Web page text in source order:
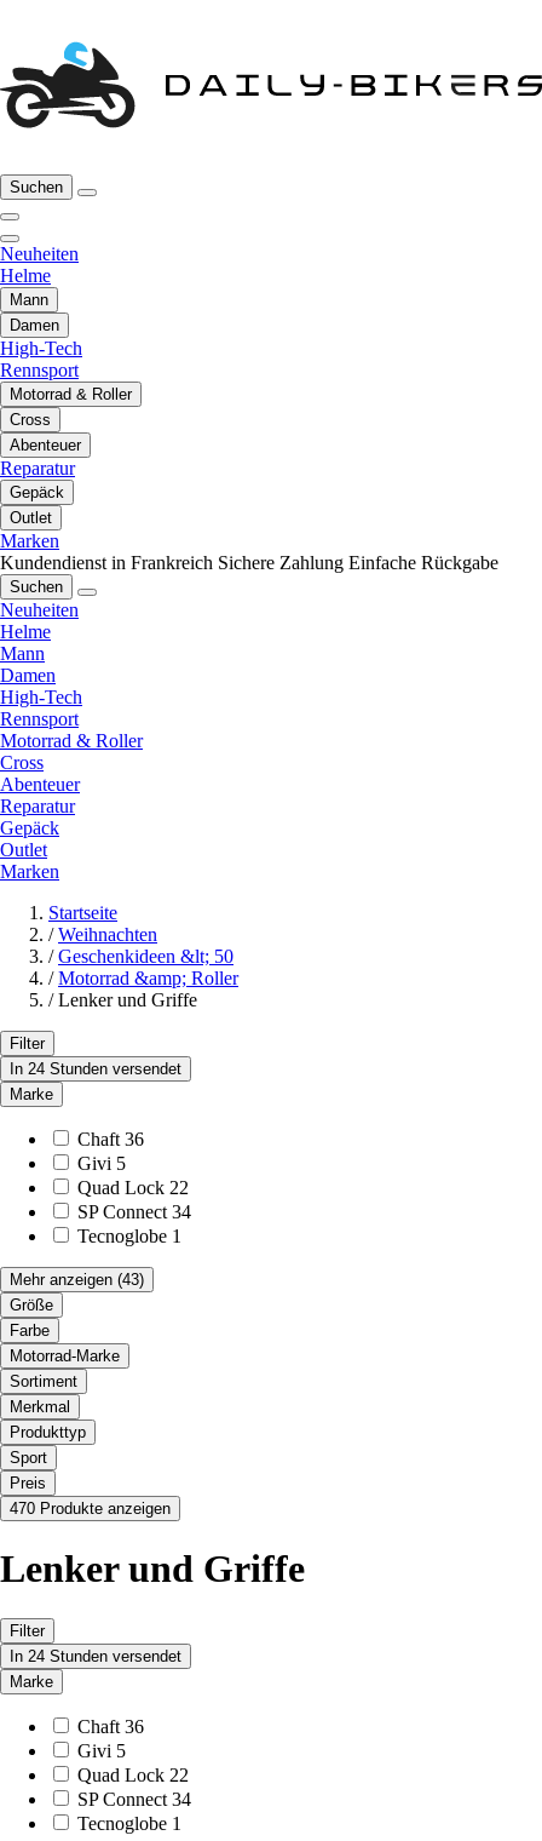
Suchen
Neuheiten
Helme
Mann
Damen
High-Tech
Rennsport
Motorrad & Roller
Cross
Abenteuer
Reparatur
Gepäck
Outlet
Marken
Kundendienst in Frankreich Sichere Zahlung Einfache Rückgabe
Suchen
Neuheiten
Helme
Mann
Damen
High-Tech
Rennsport
Motorrad & Roller
Cross
Abenteuer
Reparatur
Gepäck
Outlet
Marken
Startseite
/ Weihnachten
/ Geschenkideen &lt; 50
/ Motorrad &amp; Roller
/ Lenker und Griffe
Filter
In 24 Stunden versendet
Marke
Chaft 36
Givi 5
Quad Lock 22
SP Connect 34
Tecnoglobe 1
Mehr anzeigen (43)
Größe
Farbe
Motorrad-Marke
Sortiment
Merkmal
Produkttyp
Sport
Preis
470 Produkte anzeigen
Lenker und Griffe
Filter
In 24 Stunden versendet
Marke
Chaft 36
Givi 5
Quad Lock 22
SP Connect 34
Tecnoglobe 1